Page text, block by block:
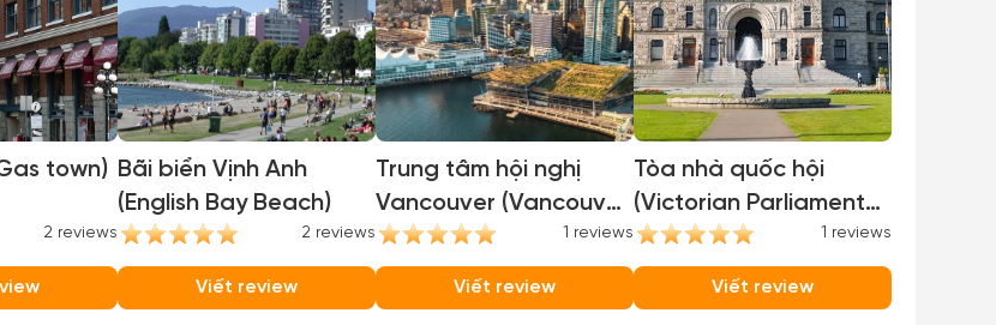
town)
2 reviews
Bãi biển Vịnh Anh
(English Bay Beach)
2 reviews
Viết review
Trung tâm hội nghị
Vancouver (Vancouver
Convention Center)1 reviews
Viết review
Tòa nhà quốc hội
(Victorian Parliament
Building)
1 reviews
Viết review